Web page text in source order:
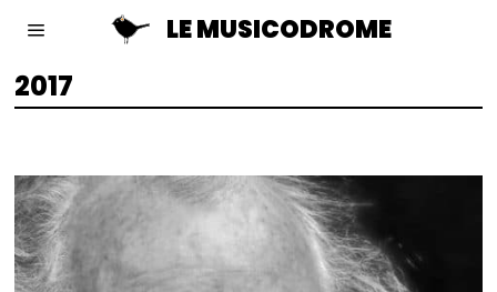
LE MUSICODROME
2017